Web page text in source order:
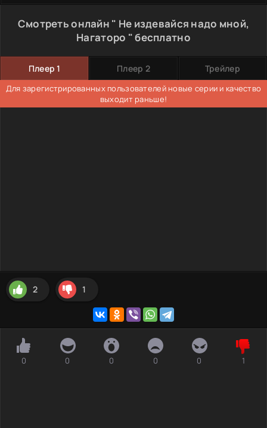
Смотреть онлайн " Не издевайся надо мной,
Нагаторо " бесплатно
Плеер 1 Плеер 2 Трейлер
Для зарегистрированных пользователей новые серии и качество
выходит раньше!
2 1
0 0 0 0 0 1